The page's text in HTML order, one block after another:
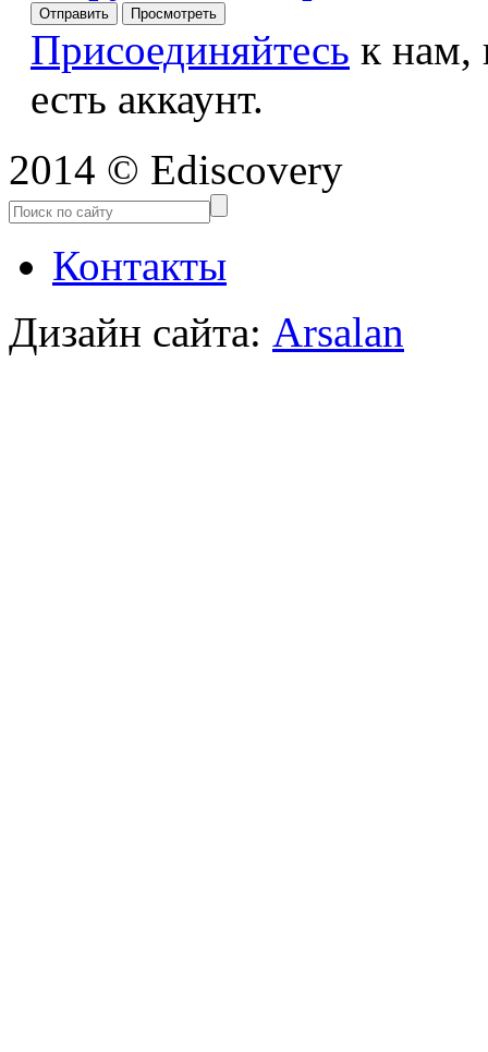
Присоединяйтесь к
есть аккаунт.
2014 © Ediscovery
Контакты
Дизайн сайта: Arsalan